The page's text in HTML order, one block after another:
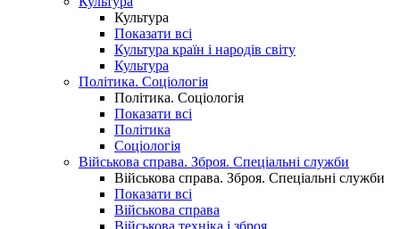
Культура
Показати всі
Культура країн і народів світу
Культура
Політика. Соціологія
Політика. Соціологія
Показати всі
Політика
Соціологія
Військова справа. Зброя. Спеціальні служби
Військова справа. Зброя. Спеціальні служби
Показати всі
Військова справа
Військова техніка і зброя